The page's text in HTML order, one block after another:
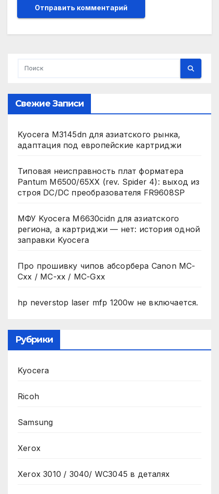
Свежие Записи
Kyocera M3145dn для азиатского рынка,
адаптация под европейские картриджи
Типовая неисправность плат форматера
Pantum M6500/65XX (rev. Spider 4): выход из
строя DC/DC преобразователя FR9608SP
МФУ Kyocera M6630cidn для азиатского
региона, а картриджи — нет: история одной
заправки Kyocera
Про прошивку чипов абсорбера Canon MC-
Cxx / MC-xx / MC-Gxx
hp neverstop laser mfp 1200w не включается.
Рубрики
Kyocera
Ricoh
Samsung
Xerox
Xerox 3010 / 3040/ WC3045 в деталях